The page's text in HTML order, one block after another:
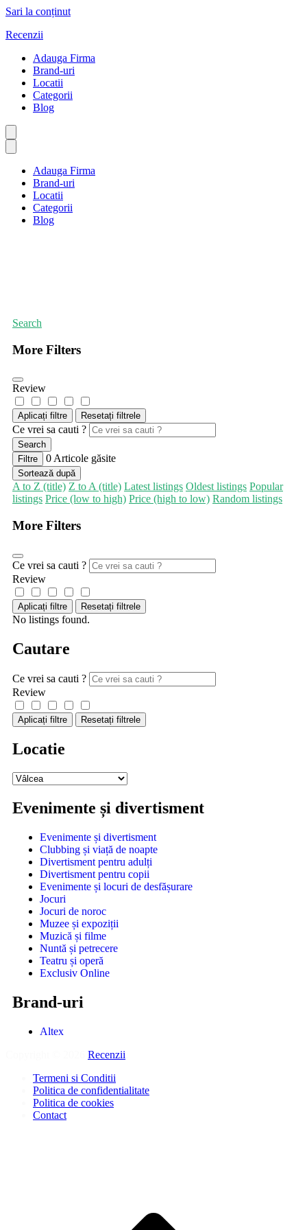
Sari la conținut
Recenzii
Adauga Firma
Brand-uri
Locatii
Categorii
Blog
Adauga Firma
Brand-uri
Locatii
Categorii
Blog
Search
More Filters
Review
Aplicați filtre Resetați filtrele
Ce vrei sa cauti ?
Search
Filtre
0 Articole găsite
Sortează după
A to Z (title) Z to A (title) Latest listings Oldest listings Popular
listings Price (low to high) Price (high to low) Random listings
More Filters
Ce vrei sa cauti ?
Review
Aplicați filtre Resetați filtrele
No listings found.
Cautare
Ce vrei sa cauti ?
Review
Aplicați filtre Resetați filtrele
Locatie
Evenimente și divertisment
Evenimente și divertisment
Clubbing și viață de noapte
Divertisment pentru adulți
Divertisment pentru copii
Evenimente și locuri de desfășurare
Jocuri
Jocuri de noroc
Muzee și expoziții
Muzică și filme
Nuntă și petrecere
Teatru și operă
Exclusiv Online
Brand-uri
Altex
Recenzii
Termeni si Conditii
Politica de confidentialitate
Politica de cookies
Contact